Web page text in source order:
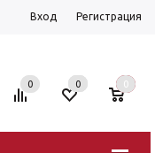
Вход Регистрация
0 0 0